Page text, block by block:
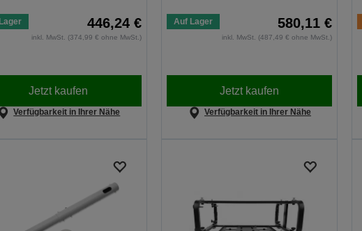
446,24 €
inkl. MwSt. (374,99 € ohne MwSt.)
Jetzt kaufen
Verfügbarkeit in Ihrer Nähe
Auf Lager 580,11 €
inkl. MwSt. (487,49 € ohne MwSt.)
Jetzt kaufen
Verfügbarkeit in Ihrer Nähe